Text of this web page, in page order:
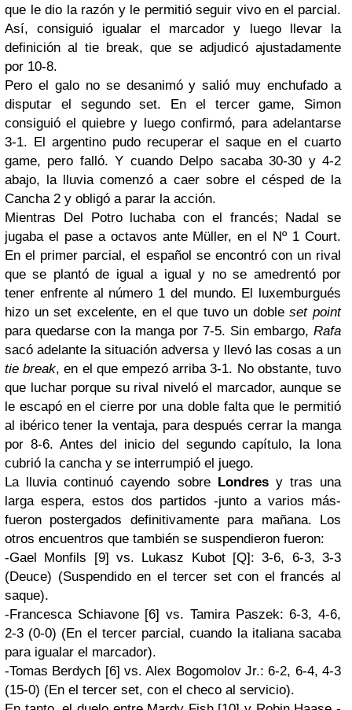
que le dio la razón y le permitió seguir vivo en el parcial.
Así, consiguió igualar el marcador y luego llevar la
definición al tie break, que se adjudicó ajustadamente
por 10-8.
Pero el galono se desanimó y salió muy enchufado a
disputar el segundoset. En el tercergame, Simon
consiguió el quiebre y luego confirmó, para adelantarse
3-1. El argentino pudo recuperar el saque en el cuarto
game, pero falló. Y cuando Delpo sacaba 30-30 y 4-2
abajo, la lluvia comenzó a caer sobre el césped de la
Cancha 2 y obligó a parar la acción.
Mientras Del Potroluchaba con el francés; Nadal se
jugaba el pase a octavos ante Müller, en el Nº 1 Court.
En el primer parcial, el español se encontró con un rival
que se plantó de igual a igual y no se amedrentó por
tener enfrente al número 1 del mundo. El luxemburgués
hizo unset excelente, en el que tuvo un dobleset point
para quedarse con la manga por 7-5. Sin embargo, Rafa
sacó adelante la situación adversa y llevó las cosas a un
tie break, en el que empezó arriba 3-1. No obstante, tuvo
que luchar porque su rival niveló el marcador, aunque se
le escapó en el cierre por una doble falta que le permitió
al ibérico tener la ventaja, para después cerrar la manga
por 8-6. Antes del inicio del segundo capítulo, la lona
cubrió la cancha y se interrumpió el juego.
La lluvia continuó cayendo sobre Londresy tras una
larga espera, estos dos partidos -junto a varios más-
fueron postergados definitivamentepara mañana. Los
otros encuentros que también se suspendieron fueron:
-Gael Monfils [9]vs. Lukasz Kubot[Q]: 3-6, 6-3, 3-3
(Deuce) (Suspendido en el tercer setcon el francés al
saque).
-Francesca Schiavone [6] vs. Tamira Paszek: 6-3, 4-6,
2-3 (0-0) (En el tercer parcial, cuando la italiana sacaba
para igualar el marcador).
-Tomas Berdych [6]vs.Alex Bogomolov Jr.: 6-2, 6-4, 4-3
(15-0) (En el tercer set, con el checo al servicio).